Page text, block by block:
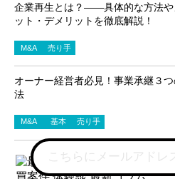
M&A 売り手
企業再生とは？――具体的な方法や
ット・デメリットを徹底解説！
M&A 基本 売り手
オーナー経営者必見！事業承継３
法